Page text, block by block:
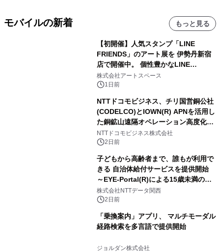
モバイルの新着 もっと見る
【初開催】人気スタンプ「LINE
FRIENDS」のアート展を 伊勢丹新宿
店で開催中。 個性豊かなLINE
FRIENDSの仲間たちが インテリアア
ートとして新たな魅力を発信。
株式会社アートスペース
1日前
NTTドコモビジネス、チリ国営銅公社
(CODELCO)とIOWN(R) APNを活用し
た銅鉱山遠隔オペレーション高度化に
向けた調査・実証を開始
NTTドコモビジネス株式会社
2日前
子どもから高齢者まで、誰もが利用で
きる 自治体給付サービスを提供開始
～EYE-Portal(R)による15歳未満の本
人認証と デジタルデバイド対策で実現
～
株式会社NTTデータ関西
2日前
「乗換案内」アプリ、 マルチモーダル
経路検索を多言語で提供開始
ジョルダン株式会社